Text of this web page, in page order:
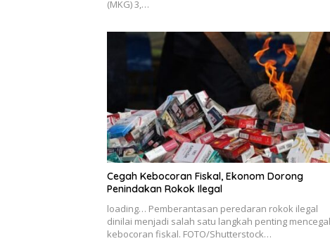
(MKG) 3,…
Cegah Kebocoran Fiskal, Ekonom Dorong
Penindakan Rokok Ilegal
loading… Pemberantasan peredaran rokok ilegal
dinilai menjadi salah satu langkah penting
kebocoran fiskal. FOTO/Shutterstock…